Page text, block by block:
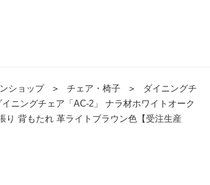
ショップ ＞ チェア・椅子 ＞
ダイニングチ
ニングチェア「AC-2」 ナラ材ホワイトオーク
り 背もたれ 革ライトブラウン色【受注生産